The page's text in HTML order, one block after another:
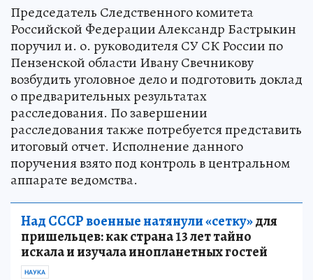
Председатель Следственного комитета
Российской Федерации Александр Бастрыкин
поручил и. о. руководителя СУ СК России по
Пензенской области Ивану Свечникову
возбудить уголовное дело и подготовить доклад
о предварительных результатах
расследования. По завершении
расследования также потребуется представить
итоговый отчет. Исполнение данного
поручения взято под контроль в центральном
аппарате ведомства.
Над СССР военные натянули «сетку»для
пришельцев: как страна 13 лет тайно
искала и изучала инопланетных гостей
НАУКА